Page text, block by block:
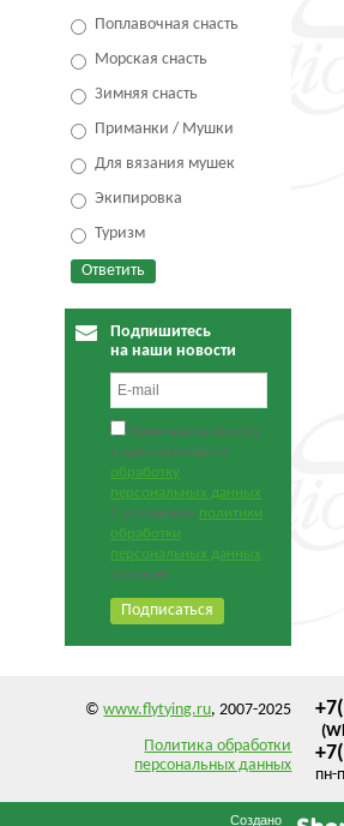
Поплавочная снасть
Морская снасть
Зимняя снасть
Приманки / Мушки
Для вязания мушек
Экипировка
Туризм
Подпишитесь
на наши новости
Нажимая на кнопку,
я даю согласие на
обработку
персональных данных.
С условиями политики
обработки
персональных данных
согласен.
©www.flytying.ru, 2007-2025
Политика обработки
персональных данных
пн-
Создано